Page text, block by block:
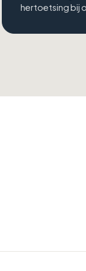
hertoetsing bij